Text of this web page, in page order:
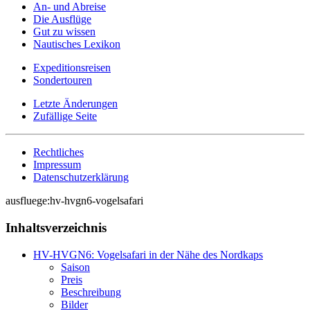
An- und Abreise
Die Ausflüge
Gut zu wissen
Nautisches Lexikon
Expeditionsreisen
Sondertouren
Letzte Änderungen
Zufällige Seite
Rechtliches
Impressum
Datenschutzerklärung
ausfluege:hv-hvgn6-vogelsafari
Inhaltsverzeichnis
HV-HVGN6: Vogelsafari in der Nähe des Nordkaps
Saison
Preis
Beschreibung
Bilder